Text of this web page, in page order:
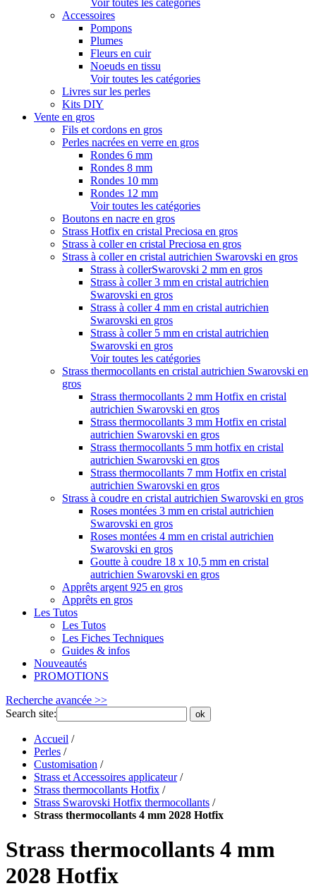
Voir toutes les catégories
Accessoires
Pompons
Plumes
Fleurs en cuir
Noeuds en tissu
Voir toutes les catégories
Livres sur les perles
Kits DIY
Vente en gros
Fils et cordons en gros
Perles nacrées en verre en gros
Rondes 6 mm
Rondes 8 mm
Rondes 10 mm
Rondes 12 mm
Voir toutes les catégories
Boutons en nacre en gros
Strass Hotfix en cristal Preciosa en gros
Strass à coller en cristal Preciosa en gros
Strass à coller en cristal autrichien Swarovski en gros
Strass à collerSwarovski 2 mm en gros
Strass à coller 3 mm en cristal autrichien
Swarovski en gros
Strass à coller 4 mm en cristal autrichien
Swarovski en gros
Strass à coller 5 mm en cristal autrichien
Swarovski en gros
Voir toutes les catégories
Strass thermocollants en cristal autrichien Swarovski en
gros
Strass thermocollants 2 mm Hotfix en cristal
autrichien Swarovski en gros
Strass thermocollants 3 mm Hotfix en cristal
autrichien Swarovski en gros
Strass thermocollants 5 mm hotfix en cristal
autrichien Swarovski en gros
Strass thermocollants 7 mm Hotfix en cristal
autrichien Swarovski en gros
Strass à coudre en cristal autrichien Swarovski en gros
Roses montées 3 mm en cristal autrichien
Swarovski en gros
Roses montées 4 mm en cristal autrichien
Swarovski en gros
Goutte à coudre 18 x 10,5 mm en cristal
autrichien Swarovski en gros
Apprêts argent 925 en gros
Apprêts en gros
Les Tutos
Les Tutos
Les Fiches Techniques
Guides & infos
Nouveautés
PROMOTIONS
Recherche avancée >>
Search site:
ok
Accueil /
Perles /
Customisation /
Strass et Accessoires applicateur /
Strass thermocollants Hotfix /
Strass Swarovski Hotfix thermocollants /
Strass thermocollants 4 mm 2028 Hotfix
Strass thermocollants 4 mm
2028 Hotfix